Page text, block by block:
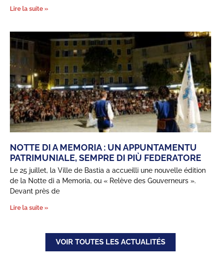
Lire la suite »
NOTTE DI A MEMORIA : UN APPUNTAMENTU
PATRIMUNIALE, SEMPRE DI PIÙ FEDERATORE
Le 25 juillet, la Ville de Bastia a accueilli une nouvelle édition
de la Notte di a Memoria, ou « Relève des Gouverneurs ».
Devant près de
Lire la suite »
VOIR TOUTES LES ACTUALITÉS